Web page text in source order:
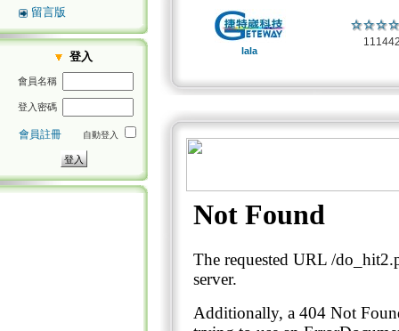
留言版
登入
會員名稱
登入密碼
會員註冊 自動登入
lala